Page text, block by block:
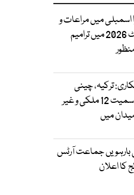
اسمبلی میں مراعات و
استحقاق ایکٹ 2026 میں ترامیم
ترکیہ، چینی
سرمایہ کاروں سمیت 12 ملکی و غیر
میں
بارہویں جماعت آرٹس
کا اعلان